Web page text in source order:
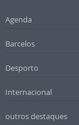
Agenda
Barcelos
Desporto
Internacional
outros destaques